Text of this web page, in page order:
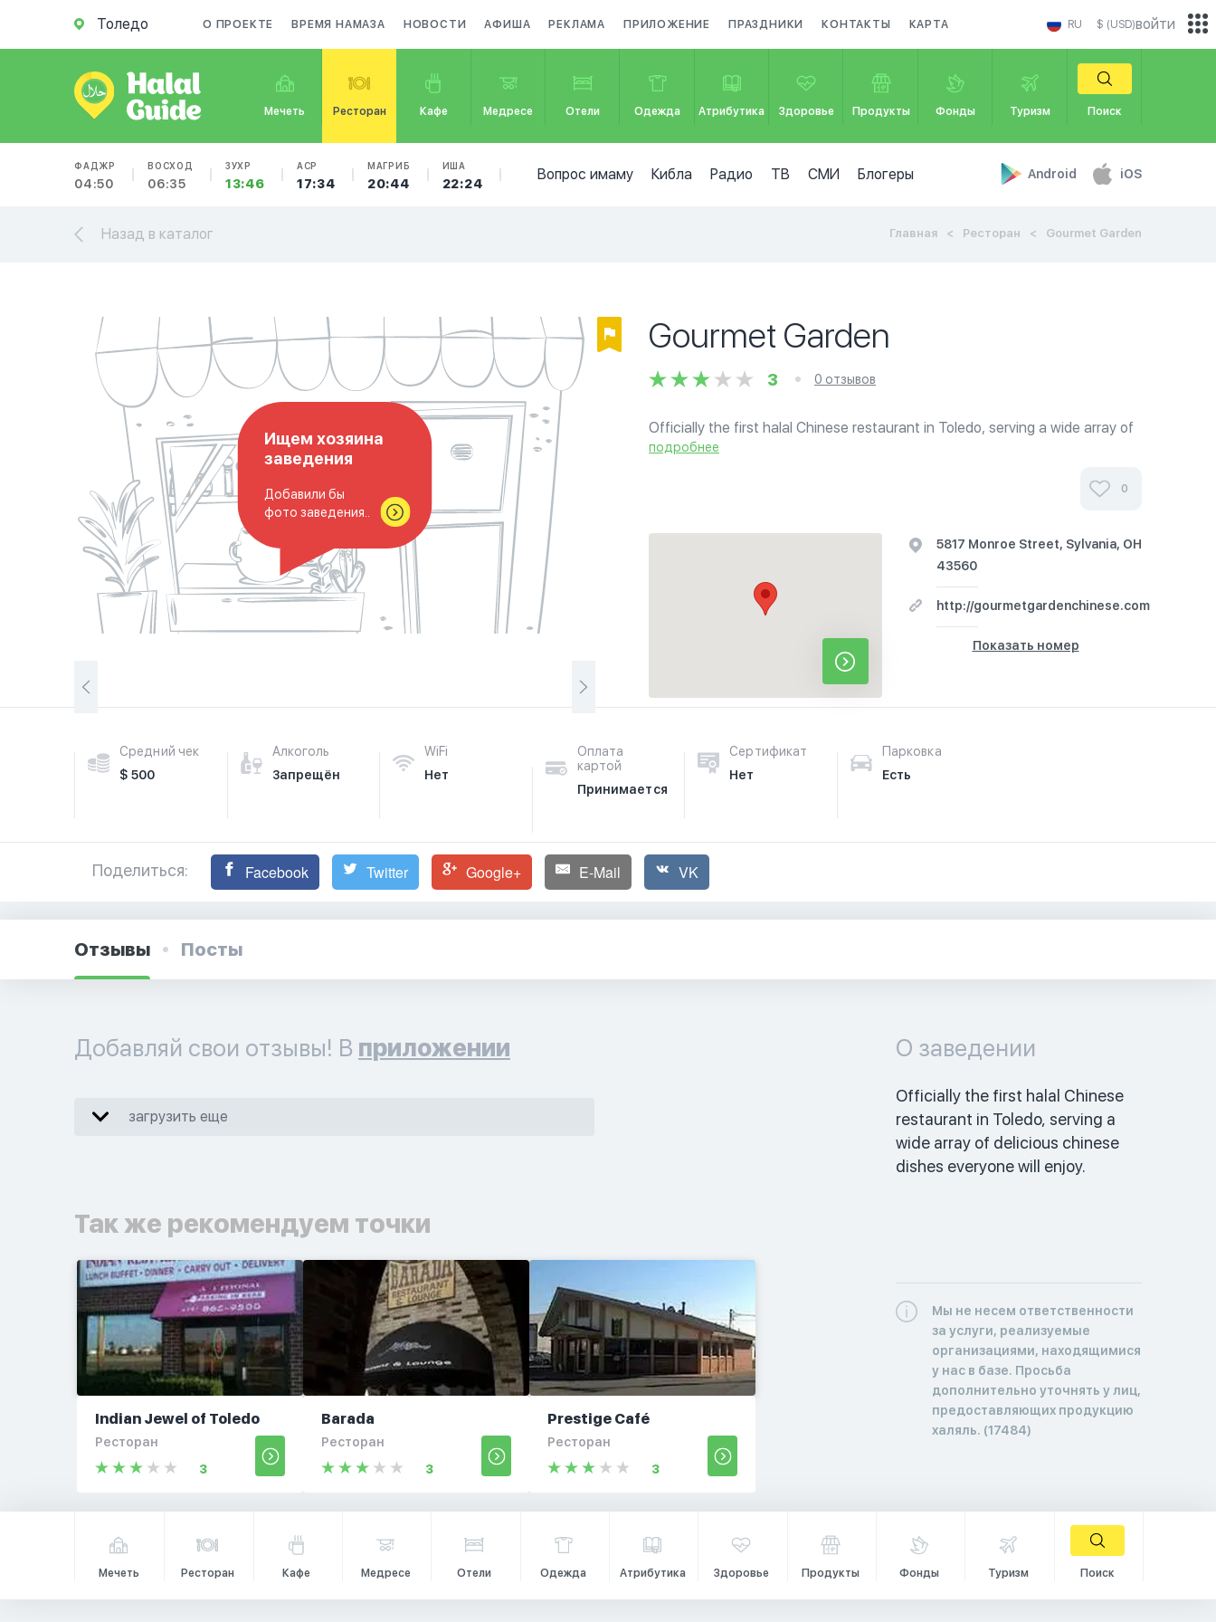
Толедо О ПРОЕКТЕ ВРЕМЯ НАМАЗА НОВОСТИ АФИША РЕКЛАМА ПРИЛОЖЕНИЕ ПРАЗДНИКИ КОНТАКТЫ КАРТА RU $ (USD)
Мечеть Ресторан Кафе Медресе Отели Одежда Атрибутика Здоровье Продукты Фонды Туризм Поиск
ФАДЖР
04:50
ВОСХОД
06:35
ЗУХР
13:46
АСР
17:34
МАГРИБ
20:44
ИША
22:24
Вопрос имаму Кибла Радио ТВ СМИ Блогеры Android iOS
войти
Назад в каталог Главная Ресторан Gourmet Garden
Ищем хозяина
заведения
Добавили бы
фото заведения..
Gourmet Garden
3 0 отзывов
Officially the first halal Chinese restaurant in Toledo, serving a wide array of
delicious chinese dishes everyone will enjoy.
подробнее
0
5817 Monroe Street, Sylvania, OH
43560
http://gourmetgardenchinese.com
Показать номер
Средний чек
$ 500
Алкоголь
Запрещён
WiFi
Нет
Оплата
картой
Принимается
Сертификат
Нет
Парковка
Есть
Поделиться: Facebook Twitter Google+ E-Mail VK
Отзывы Посты
Добавляй свои отзывы! В приложении
загрузить еще
Так же рекомендуем точки
Indian Jewel of Toledo
Ресторан
3
Barada
Ресторан
3
Prestige Café
Ресторан
3
О заведении
Officially the first halal Chinese
restaurant in Toledo, serving a
wide array of delicious chinese
dishes everyone will enjoy.
Мы не несем ответственности
за услуги, реализуемые
организациями, находящимися
у нас в базе. Просьба
дополнительно уточнять у лиц,
предоставляющих продукцию
халяль. (17484)
Мечеть Ресторан Кафе Медресе Отели Одежда Атрибутика Здоровье Продукты Фонды Туризм Поиск